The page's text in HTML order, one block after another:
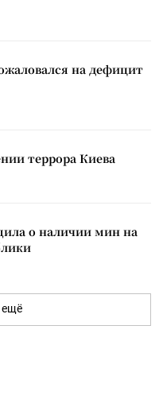
на дефицит
террора Киева
о наличии мин на
ещё